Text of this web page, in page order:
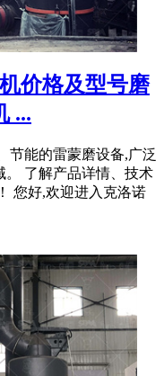
价格及型号磨
...
节能的雷蒙磨设备,广泛
。 了解产品详情、技术
您好,欢迎进入克洛诺